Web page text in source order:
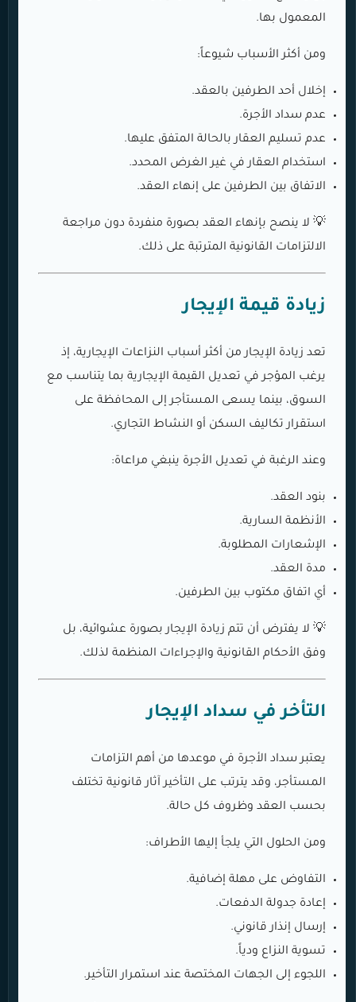
المعمول بها.
ومن أكثر الأسباب شيوعاً:
إخلال أحد الطرفين بالعقد.
عدم سداد الأجرة.
عدم تسليم العقار بالحالة المتفق عليها.
استخدام العقار في غير الغرض المحدد.
الاتفاق بين الطرفين على إنهاء العقد.
💡 لا ينصح بإنهاء العقد بصورة منفردة دون مراجعة
الالتزامات القانونية المترتبة على ذلك.
زيادة قيمة الإيجار
تعد زيادة الإيجار من أكثر أسباب النزاعات الإيجارية، إذ
يرغب المؤجر في تعديل القيمة الإيجارية بما يتناسب مع
السوق، بينما يسعى المستأجر إلى المحافظة على
استقرار تكاليف السكن أو النشاط التجاري.
وعند الرغبة في تعديل الأجرة ينبغي مراعاة:
بنود العقد.
الأنظمة السارية.
الإشعارات المطلوبة.
مدة العقد.
أي اتفاق مكتوب بين الطرفين.
💡 لا يفترض أن تتم زيادة الإيجار بصورة عشوائية، بل
وفق الأحكام القانونية والإجراءات المنظمة لذلك.
التأخر في سداد الإيجار
يعتبر سداد الأجرة في موعدها من أهم التزامات
المستأجر، وقد يترتب على التأخير آثار قانونية تختلف
بحسب العقد وظروف كل حالة.
ومن الحلول التي يلجأ إليها الأطراف:
التفاوض على مهلة إضافية.
إعادة جدولة الدفعات.
إرسال إنذار قانوني.
تسوية النزاع ودياً.
اللجوء إلى الجهات المختصة عند استمرار التأخير.